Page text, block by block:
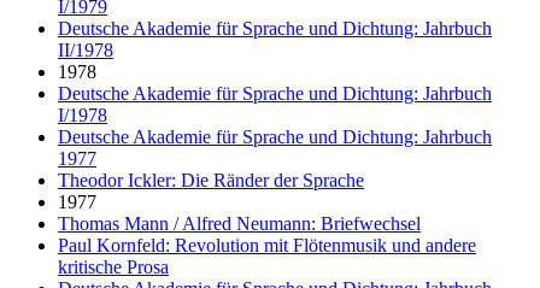
I/1979
Deutsche Akademie für Sprache und Dichtung: Jahrbuch
II/1978
1978
Deutsche Akademie für Sprache und Dichtung: Jahrbuch
I/1978
Deutsche Akademie für Sprache und Dichtung: Jahrbuch
1977
Theodor Ickler: Die Ränder der Sprache
1977
Thomas Mann / Alfred Neumann: Briefwechsel
Paul Kornfeld: Revolution mit Flötenmusik und andere
kritische Prosa